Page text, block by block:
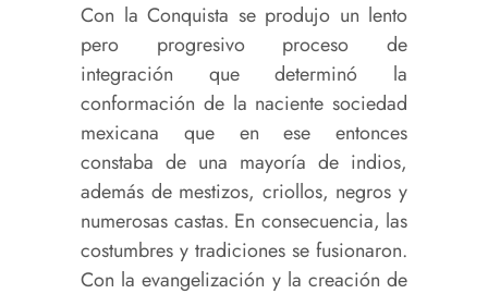
Con la Conquista se produjo un lento
pero progresivo proceso de
integración que determinó la
conformación de la naciente sociedad
mexicana que en ese entonces
constaba de una mayoría de indios,
además de mestizos, criollos, negros y
numerosas castas. En consecuencia, las
costumbres y tradiciones se fusionaron.
Con la evangelización y la creación de